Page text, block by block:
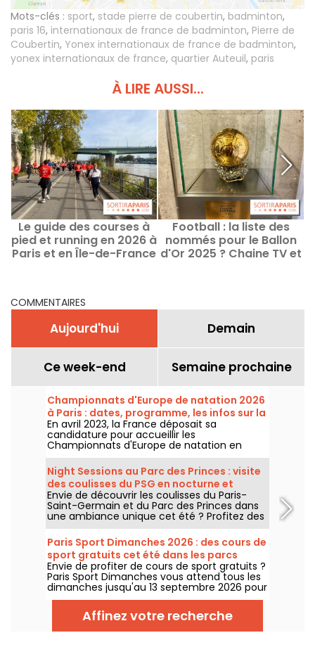
Mots-clés : sport, stade pierre de coubertin, badminton,
paris 16, internationaux de france de badminton, Pierre de
Coubertin, Yonex internationaux de france de badminton,
yonex internationaux de france, quartier Auteuil, paris
À LIRE AUSSI...
Le guide des courses à
pied et running en 2026 à
Paris et en Île-de-France
Football : la liste des
nommés pour le Ballon
d'Or 2025 ? Chaine TV et
COMMENTAIRES
Aujourd'hui Demain
Ce week-end Semaine prochaine
Championnats d'Europe de natation 2026
à Paris : dates, programme, les infos sur la
compétition
En avril 2023, la France déposait sa
candidature pour accueillir les
Championnats d'Europe de natation en
2026. Du 31 juillet au 16 août, le Centre
Aquatique Olympique vous attend pour
encourager nos nageurs. Voici toutes les
informations à connaître sur la compétition
et les épreuves !
Night Sessions au Parc des Princes : visite
des coulisses du PSG en nocturne et
guinguette festive avec DJ sets
Envie de découvrir les coulisses du Paris-
Saint-Germain et du Parc des Princes dans
une ambiance unique cet été ? Profitez des
night sessions pour accéder au stade de
nuit et profiter de nombreuses animations
festives. Voici le programme pour cet été
2026 !
Paris Sport Dimanches 2026 : des cours de
sport gratuits cet été dans les parcs
parisiens
Envie de profiter de cours de sport gratuits ?
Paris Sport Dimanches vous attend tous les
dimanches jusqu'au 13 septembre 2026 pour
des séances sportives gratuites et sans
inscription !Affinez votre recherche